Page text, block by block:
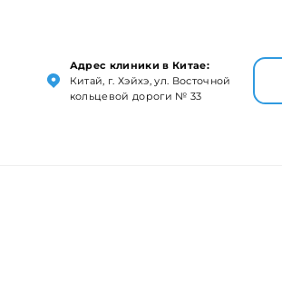
Адрес клиники в Китае:
Китай, г. Хэйхэ, ул. Восточной
кольцевой дороги № 33